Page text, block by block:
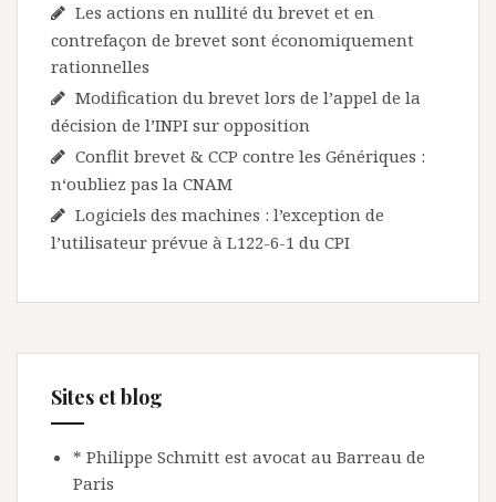
Les actions en nullité du brevet et en
contrefaçon de brevet sont économiquement
rationnelles
Modification du brevet lors de l’appel de la
décision de l’INPI sur opposition
Conflit brevet & CCP contre les Génériques :
n‘oubliez pas la CNAM
Logiciels des machines : l’exception de
l’utilisateur prévue à L122-6-1 du CPI
Sites et blog
* Philippe Schmitt est avocat au Barreau de
Paris